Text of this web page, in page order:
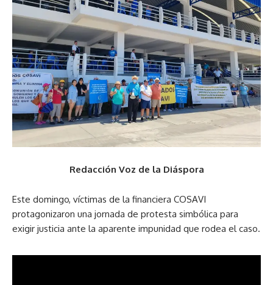
Redacción Voz de la Diáspora
Este domingo, víctimas de la financiera COSAVI
protagonizaron una jornada de protesta simbólica para
exigir justicia ante la aparente impunidad que rodea el caso.